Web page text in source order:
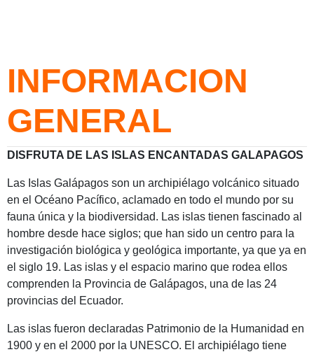
INFORMACION
GENERAL
DISFRUTA DE LAS ISLAS ENCANTADAS GALAPAGOS
Las Islas Galápagos son un archipiélago volcánico situado
en el Océano Pacífico, aclamado en todo el mundo por su
fauna única y la biodiversidad. Las islas tienen fascinado al
hombre desde hace siglos; que han sido un centro para la
investigación biológica y geológica importante, ya que ya en
el siglo 19. Las islas y el espacio marino que rodea ellos
comprenden la Provincia de Galápagos, una de las 24
provincias del Ecuador.
Las islas fueron declaradas Patrimonio de la Humanidad en
1900 y en el 2000 por la UNESCO. El archipiélago tiene